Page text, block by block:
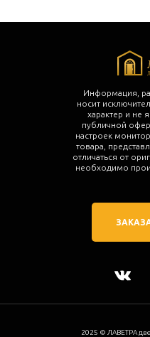
2025 © ЛАВЕТРА
Информация,
носит
характер и не
публичной
настроек
товара,
отличаться от
необходимо